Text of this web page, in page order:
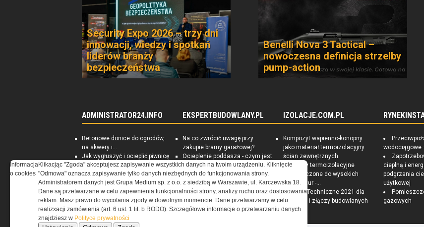
Security Expo 2026 – trzy dni
innowacji, wiedzy i spotkań
liderów branży
bezpieczeństwa
Benelli Nova 3 Tactical –
nowoczesna definicja strzelby
pump-action
ADMINISTRATOR24.INFO
Betonowe donice do ogrodów,
na skwery i...
Jak wygłuszyć i ocieplić piwnicę
Rynek nieruchomości
Darmowe ebooki dla zarządców
nieruchomości
EKSPERTBUDOWLANY.PL
Na co zwrócić uwagę przy
zakupie bramy garażowej?
Ocieplenie poddasza - czym jest
skuteczna izolacja?
PORADNIK: Sposoby na
energooszczędny i zdrowy dom
IZOLACJE.COM.PL
Kompozyt wapienno-konopny
jako materiał termoizolacyjny
ścian zewnętrznych
Materiały termoizolacyjne
przeznaczone do wysokich
temperatur -...
Warunki Techniczne 2021 dla
przegród i złączy budowlanych
wodociągowe
cieplną i
podgrzania
użytkowej
gazowych
Informacja
o cookies
Klikacjąc "Zgoda" akceptujesz zapisywanie wszystkich danych na twoim urządzeniu. Kliknięcie
"Odmowa" oznacza zapisywanie tylko danych niezbędnych do funkcjonowania strony.
Administratorem danych jest Grupa Medium sp. z o.o. z siedzibą w Warszawie, ul. Karczewska 18.
Dane są przetwarzane w celu zapewnienia funkcjonalności strony, analizy ruchu oraz dostosowania
reklam. Masz prawo do wycofania zgody w dowolnym momencie. Dane przetwarzamy w celu
realizxacji zamówienia (art. 6 ust. 1 lit. b RODO). Szczegółowe informacje o przetwarzaniu danych
znajdziesz w Polityce prywatności